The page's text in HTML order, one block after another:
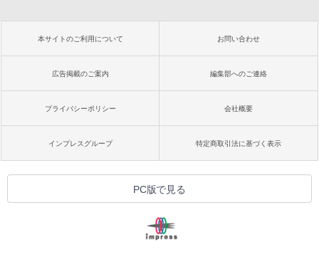
本サイトのご利用について お問い合わせ
広告掲載のご案内 編集部へのご連絡
プライバシーポリシー 会社概要
インプレスグループ 特定商取引法に基づく表示
PC版で見る